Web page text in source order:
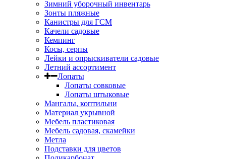
Зимний уборочный инвентарь
Зонты пляжные
Канистры для ГСМ
Качели садовые
Кемпинг
Косы, серпы
Лейки и опрыскиватели садовые
Летний ассортимент
Лопаты
Лопаты совковые
Лопаты штыковые
Мангалы, коптильни
Материал укрывной
Мебель пластиковая
Мебель садовая, скамейки
Метла
Подставки для цветов